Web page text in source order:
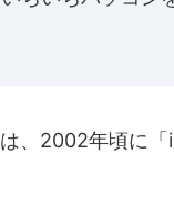
、2002年頃に